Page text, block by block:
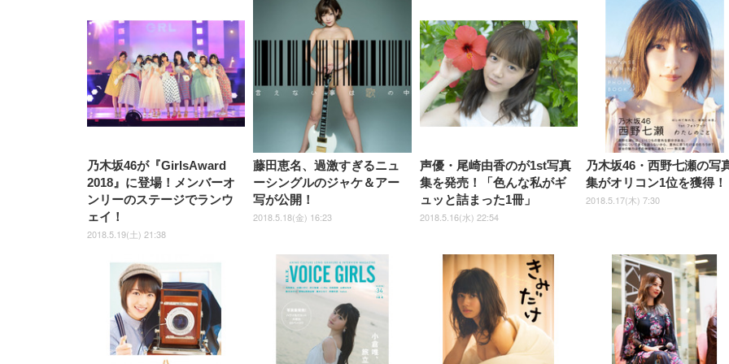
乃木坂46が『GirlsAward
2018』に登場！メンバーオ
ンリーのステージでランウ
ェイ！
2018.5.19(土) 21:38
藤田恵名、過激すぎるニュ
ーシングルのジャケ＆アー
写が公開！
2018.5.18(金) 16:23
声優・尾崎由香のが1st写真
集を発売！「色んな私がギ
ュッと詰まった1冊」
2018.5.16(水) 22:54
乃木坂46・西野七瀬の写
集がオリコン1位を獲得！
2018.5.17(木) 7:30